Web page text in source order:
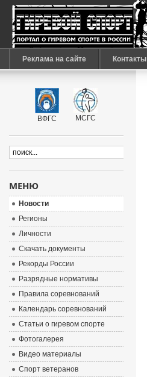
Реклама на сайте Контакты
ВФГС МСГС
МЕНЮ
Новости
Регионы
Личности
Скачать документы
Рекорды России
Разрядные нормативы
Правила соревнований
Календарь соревнований
Статьи о гиревом спорте
Фотогалерея
Видео материалы
Спорт ветеранов